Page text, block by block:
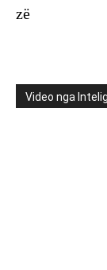
zë
Video nga